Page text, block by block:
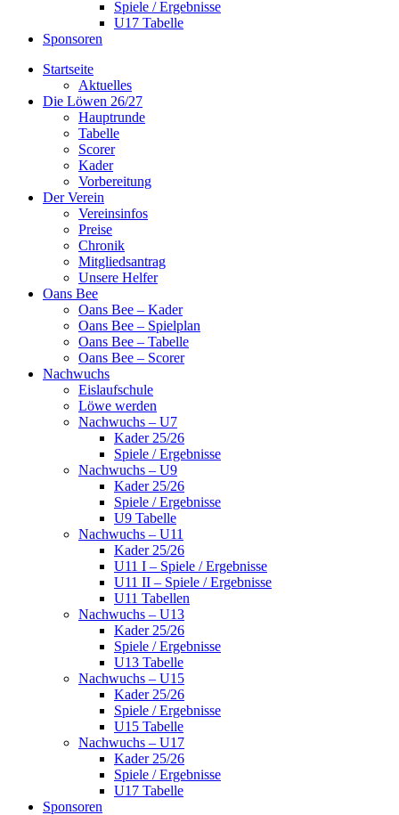
Spiele / Ergebnisse
U17 Tabelle
Sponsoren
Startseite
Aktuelles
Die Löwen 26/27
Hauptrunde
Tabelle
Scorer
Kader
Vorbereitung
Der Verein
Vereinsinfos
Preise
Chronik
Mitgliedsantrag
Unsere Helfer
Oans Bee
Oans Bee – Kader
Oans Bee – Spielplan
Oans Bee – Tabelle
Oans Bee – Scorer
Nachwuchs
Eislaufschule
Löwe werden
Nachwuchs – U7
Kader 25/26
Spiele / Ergebnisse
Nachwuchs – U9
Kader 25/26
Spiele / Ergebnisse
U9 Tabelle
Nachwuchs – U11
Kader 25/26
U11 I – Spiele / Ergebnisse
U11 II – Spiele / Ergebnisse
U11 Tabellen
Nachwuchs – U13
Kader 25/26
Spiele / Ergebnisse
U13 Tabelle
Nachwuchs – U15
Kader 25/26
Spiele / Ergebnisse
U15 Tabelle
Nachwuchs – U17
Kader 25/26
Spiele / Ergebnisse
U17 Tabelle
Sponsoren